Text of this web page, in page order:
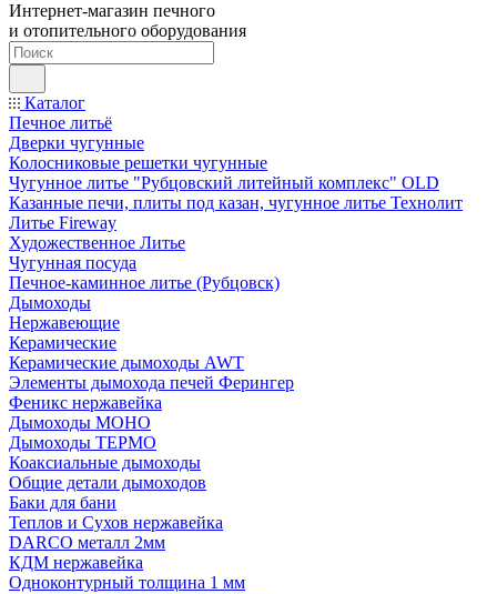
Интернет-магазин печного
и отопительного оборудования
Каталог
Печное литьё
Дверки чугунные
Колосниковые решетки чугунные
Чугунное литье "Рубцовский литейный комплекс" OLD
Казанные печи, плиты под казан, чугунное литье Технолит
Литье Fireway
Художественное Литье
Чугунная посуда
Печное-каминное литье (Рубцовск)
Дымоходы
Нержавеющие
Керамические
Керамические дымоходы AWT
Элементы дымохода печей Ферингер
Феникс нержавейка
Дымоходы МОНО
Дымоходы ТЕРМО
Коаксиальные дымоходы
Общие детали дымоходов
Баки для бани
Теплов и Сухов нержавейка
DARCO металл 2мм
КДМ нержавейка
Одноконтурный толщина 1 мм